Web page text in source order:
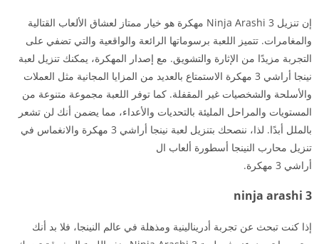
إن تنزيل Ninja Arashi 3 مهكرة هو خيار ممتاز لعشاق الألعاب القتالية
والمغامرات. تتميز اللعبة برسوماتها الرائعة والواقعية والتي تضفي على
التجربة مزيدًا من الإثارة والتشويق. مع إصدار المهكرة، يمكنك تنزيل لعبة
نينجا أراشي 3 مهكرة الاستمتاع بالعديد من المزايا المجانية مثل العملات
والأسلحة والشخصيات غير المقفلة. كما توفر اللعبة مجموعة متنوعة من
المستويات والمراحل المليئة بالتحديات والأعداء، مما يضمن أنك لن تشعر
بالملل أبدًا. لذا، ننصحك بتنزيل لعبة نينجا أراشي 3 مهكرة والانغماس في
تنزيل محارب النينجا أسطورة ألعاب ال
أراشي 3 مهكرة.
ninja arashi 3
إذا كنت تبحث عن تجربة أدرينالينية ومذهلة في عالم النينجا، فلا بد أنك